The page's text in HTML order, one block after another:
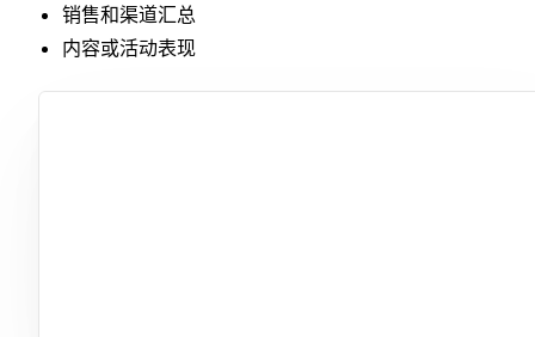
销售和渠道汇总
内容或活动表现